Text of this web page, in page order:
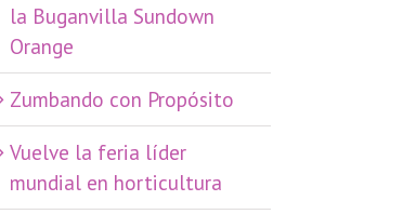
la Buganvilla Sundown
Orange
Zumbando con Propósito
Vuelve la feria líder
mundial en horticultura